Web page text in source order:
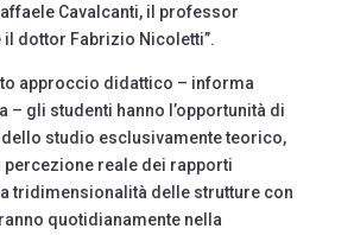
Cavalcanti, il professor
il dottor Fabrizio Nicoletti”.
approccio didattico – informa
– gli studenti hanno l’opportunità di
studio esclusivamente teorico,
percezione reale dei rapporti
tridimensionalità delle strutture con
quotidianamente nella